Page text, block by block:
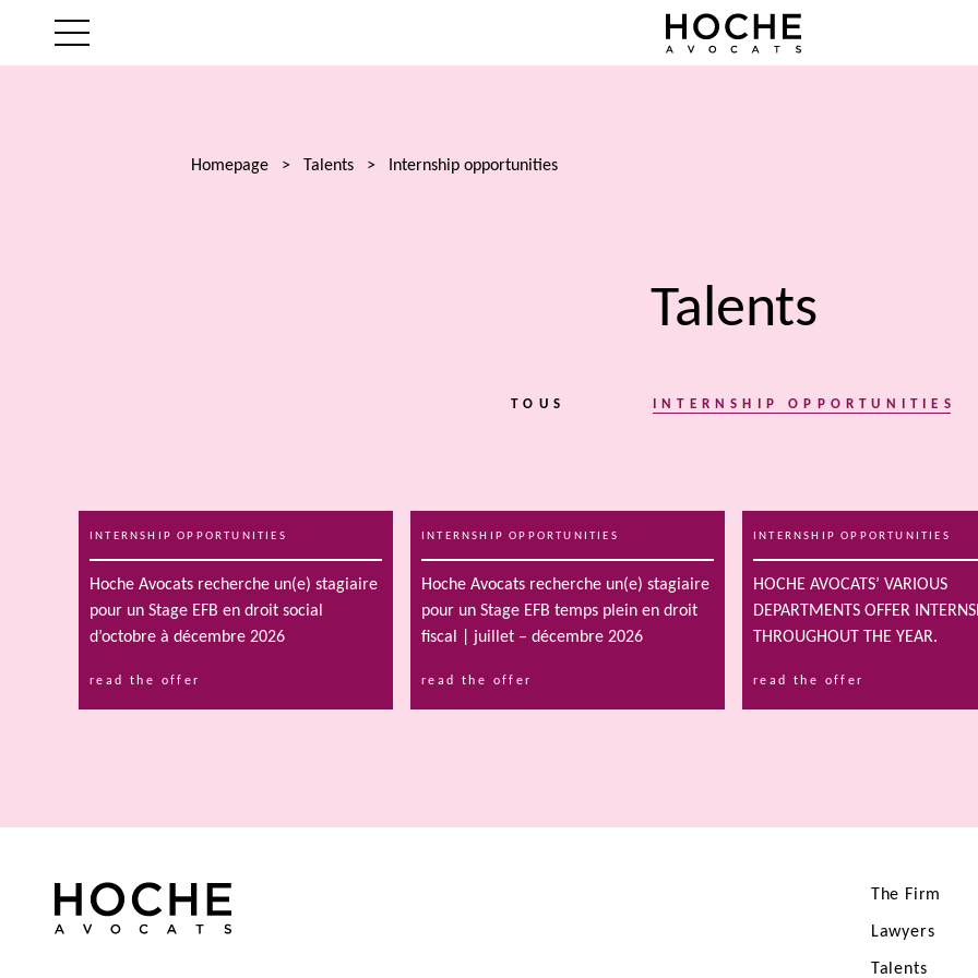
AREAS OF EXPERTISE
Homepage > Talents > Internship opportunities
Talents
TOUS INTERNSHIP OPPORTUNITIES
INTERNSHIP OPPORTUNITIES
Hoche Avocats recherche un(e) stagiaire
pour un Stage EFB en droit social
d’octobre à décembre 2026
read the offer
INTERNSHIP OPPORTUNITIES
Hoche Avocats recherche un(e) stagiaire
pour un Stage EFB temps plein en droit
fiscal | juillet – décembre 2026
read the offer
INTERNSHIP OPPORTUNITIES
HOCHE AVOCATS’ VARIOUS
DEPARTMENTS OFFER
THROUGHOUT THE YEAR.
read the offer
The Firm
Lawyers
Talents